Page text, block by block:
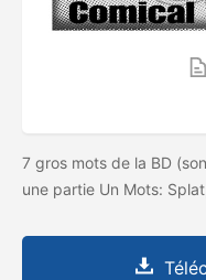
7 gros mots de la BD
une partie Un Mots: